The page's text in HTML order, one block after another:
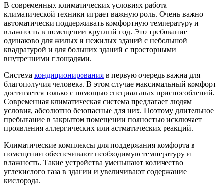
В современных климатических условиях работа
климатической техники играет важную роль. Очень важно
автоматически поддерживать комфортную температуру и
влажность в помещении круглый год. Это требование
одинаково для жилых и нежилых зданий с небольшой
квадратурой и для больших зданий с просторными
внутренними площадями.
Система кондиционирования в первую очередь важна для
благополучия человека. В этом случае максимальный комфорт
достигается только с помощью специальных приспособлений.
Современная климатическая система предлагает людям
условия, абсолютно безопасные для них. Поэтому длительное
пребывание в закрытом помещении полностью исключает
проявления аллергических или астматических реакций.
Климатические комплексы для поддержания комфорта в
помещении обеспечивают необходимую температуру и
влажность. Такие устройства уменьшают количество
углекислого газа в здании и увеличивают содержание
кислорода.